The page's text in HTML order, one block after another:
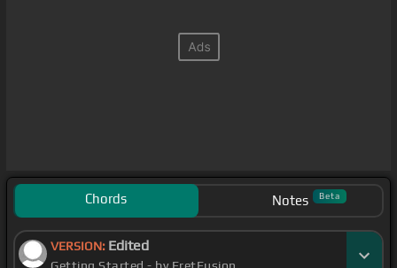
Chords Notes Beta
VERSION: Edited